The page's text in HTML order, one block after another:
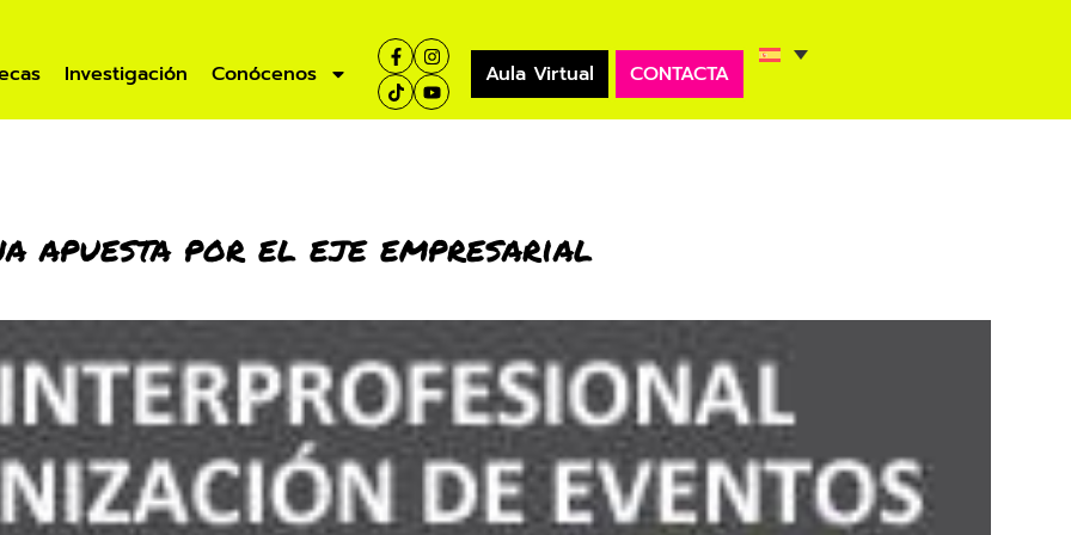
Investigación Conócenos Aula Virtual CONTACTA
apuesta por el eje empresarial